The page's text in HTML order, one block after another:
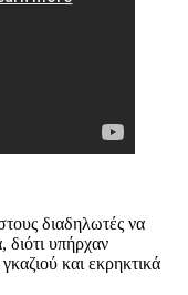
διαδηλωτές να
υπήρχαν
και εκρηκτικά